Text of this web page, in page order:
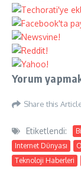
Yorum
Share this
Etiketlendi:
Internet Dünyası
Teknoloji Haberleri